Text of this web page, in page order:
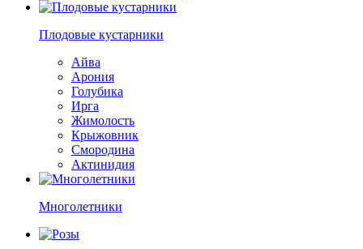
Плодовые кустарники
Айва
Арония
Голубика
Ирга
Жимолость
Крыжовник
Смородина
Актинидия
Многолетники